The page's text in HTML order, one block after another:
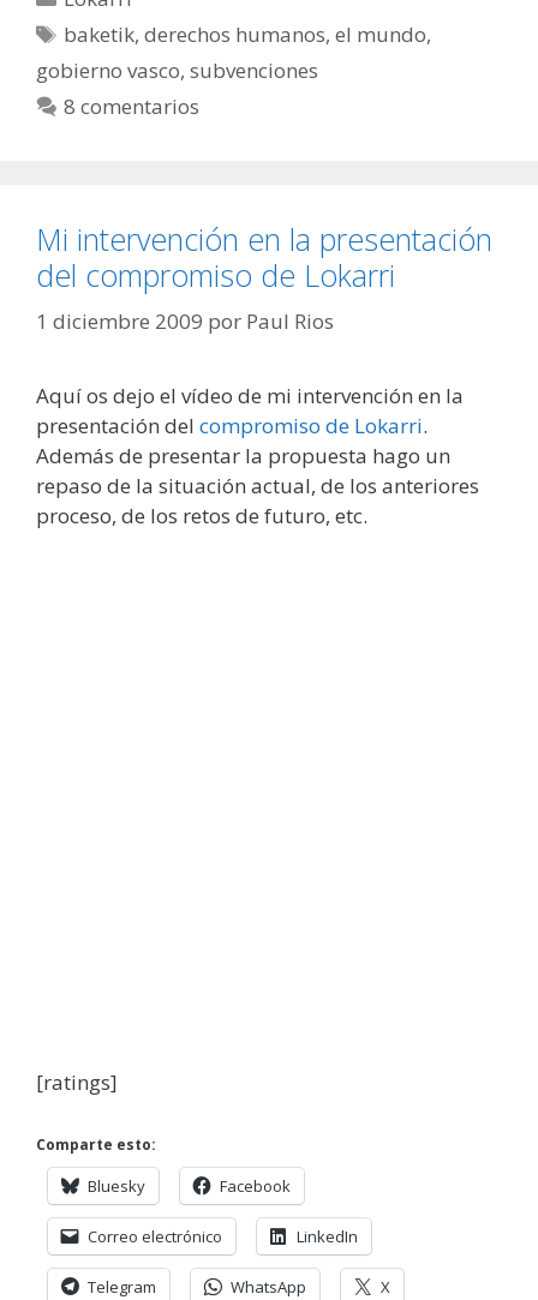
Etiquetas
baketik,derechos humanos,el mundo,
gobierno vasco, subvenciones
8 comentarios
Mi intervención en la presentación
del compromiso de Lokarri
1 diciembre 2009 por Paul Rios
Aquí os dejo el vídeo de mi intervención en la
presentación del compromiso de Lokarri.
Además de presentar la propuesta hago un
repaso de la situación actual, de los anteriores
proceso, de los retos de futuro, etc.
[ratings]
Comparte esto:
Bluesky Facebook
Correo electrónico LinkedIn
Telegram WhatsApp X